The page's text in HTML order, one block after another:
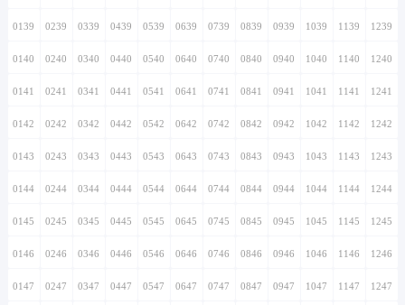
0139 0239 0339 0439 0539 0639 0739 0839 0939 1039 1139 1239
0140 0240 0340 0440 0540 0640 0740 0840 0940 1040 1140 1240
0141 0241 0341 0441 0541 0641 0741 0841 0941 1041 1141 1241
0142 0242 0342 0442 0542 0642 0742 0842 0942 1042 1142 1242
0143 0243 0343 0443 0543 0643 0743 0843 0943 1043 1143 1243
0144 0244 0344 0444 0544 0644 0744 0844 0944 1044 1144 1244
0145 0245 0345 0445 0545 0645 0745 0845 0945 1045 1145 1245
0146 0246 0346 0446 0546 0646 0746 0846 0946 1046 1146 1246
0147 0247 0347 0447 0547 0647 0747 0847 0947 1047 1147 1247